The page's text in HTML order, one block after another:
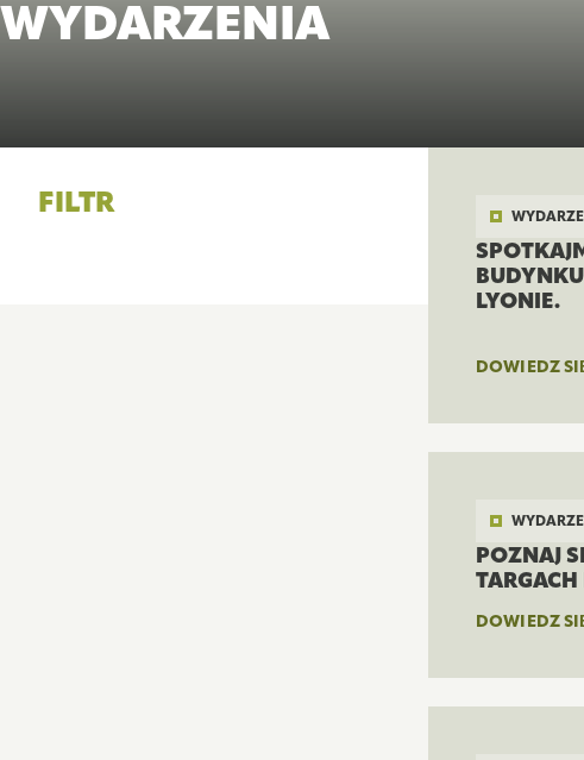
WYDARZENIA
LYONIE.
DOWIEDZ
POZNAJ
DOWIEDZ
FILTR